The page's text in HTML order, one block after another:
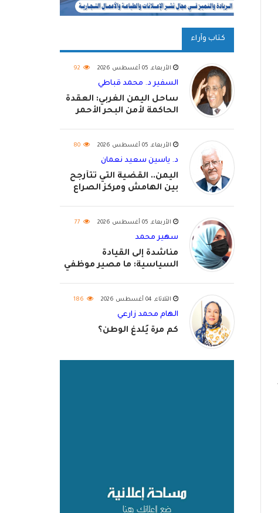
كتاب وآراء
الأربعاء, 05 أغسطس 2026 92
السفير د. محمد قباطي
ساحل اليمن الغربي: العقدة
الحاكمة لأمن البحر الأحمر
الأربعاء, 05 أغسطس 2026 80
د. ياسين سعيد نعمان
اليمن.. القضية التي تتأرجح
بين الهامش ومركز الصراع
الأربعاء, 05 أغسطس 2026 77
سهير محمد
مناشدة إلى القيادة
السياسية: ما مصير موظفي
الثلاثاء, 04 أغسطس 2026 186
الهام محمد زارعي
كم مرة يُلدغ الوطن؟